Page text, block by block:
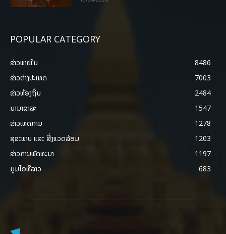
POPULAR CATEGORY
ຂ່າວພາຍ​ໃນ
8486
ຂ່າວຕ່າງປະເທດ
7003
ຂ່າວທ້ອງຖິ່ນ
2484
ນານາສາລະ
1547
ຂ່າວເຫດການ
1278
ສຸຂະພາບ ແລະ ສີ່ງແວດລ້ອມ
1203
ຂ່າວການພັດທະນາ
1197
ມູມໄອທີລາວ
683